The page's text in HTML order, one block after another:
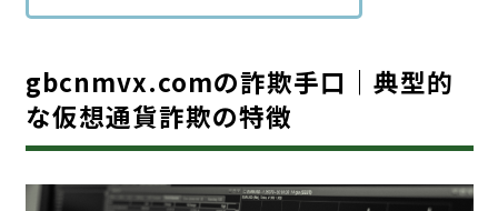
gbcnmvx.comの詐欺手口｜典型的
な仮想通貨詐欺の特徴